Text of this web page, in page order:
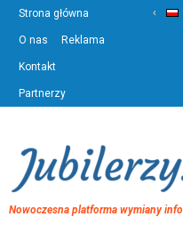
Strona główna
O nas Reklama
Kontakt
Partnerzy
‹
Nowoczesna platforma wymiany